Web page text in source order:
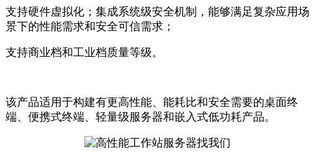
支持硬件虚拟化；集成系统级安全机制，能够满足复杂应用场
景下的性能需求和安全可信需求；
支持商业档和工业档质量等级。
该产品适用于构建有更高性能、能耗比和安全需要的桌面终
端、便携式终端、轻量级服务器和嵌入式低功耗产品。